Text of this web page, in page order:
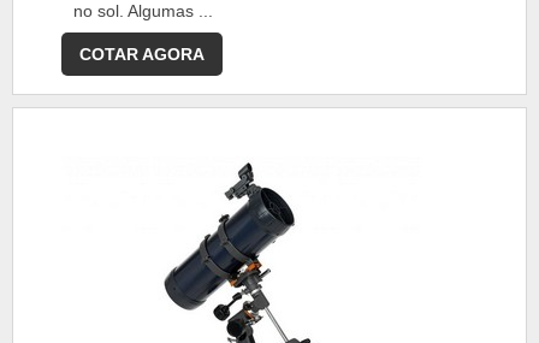
no sol. Algumas ...
COTAR AGORA